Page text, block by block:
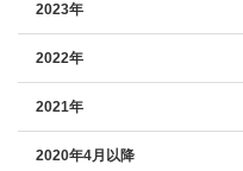
2023年
2022年
2021年
2020年4月以降